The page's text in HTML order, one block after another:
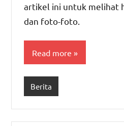
artikel ini untuk melihat
dan foto-foto.
Read more
Berita